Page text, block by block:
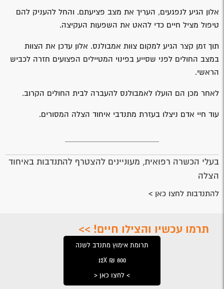
אלון הגיע לנפגעים, העריך את מצב פציעתם. והחל להעניק להם
טיפול מציל חיים כדי להאט את השפעות העקיצה.
תוך זמן קצר הגיע למקום צוות אמבולנס. אלון עדכן את הצוות
במצב החולים לפני שסייע בפינוי המטיילים הפצועים חזרה לכביש
הראשי.
לאחר מכן הם הועלו לאמבולנס להעברה לבית החולים הקרוב.
עוד חיי אדם ניצלו בעזרת מתנדבי איחוד הצלה המסורים.
בעלי הכשרה רפואית, מעוניינים להצטרף להתנדבות באיחוד
הצלה
להתנדבות לחצו כאן >
תרמו עכשיו והצילו חיים! >>
תרומת אימוץ מתנדב לשנה
800 ₪ 12X
> לחצו כאן <